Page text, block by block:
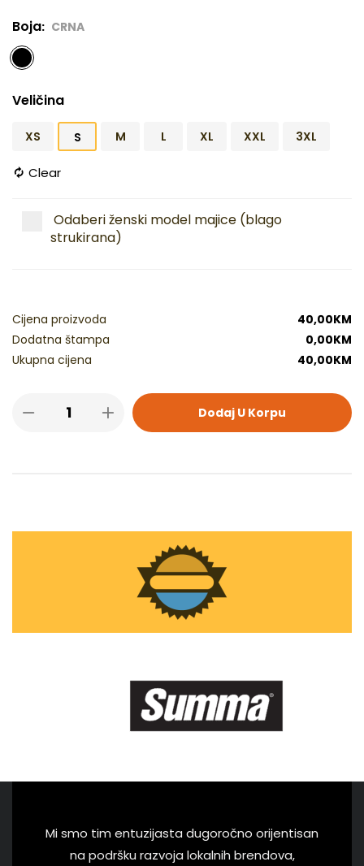
Boja CRNA
Veličina
XS S M L XL XXL 3XL
Clear
Odaberi ženski model majice (blago
strukirana)
Cijena proizvoda 40,00KM
Dodatna štampa
0,00KM
Ukupna cijena
40,00KM
Dodaj U Korpu
Mi smo tim entuzijasta dugoročno orijentisan
na podršku razvoja lokalnih brendova,